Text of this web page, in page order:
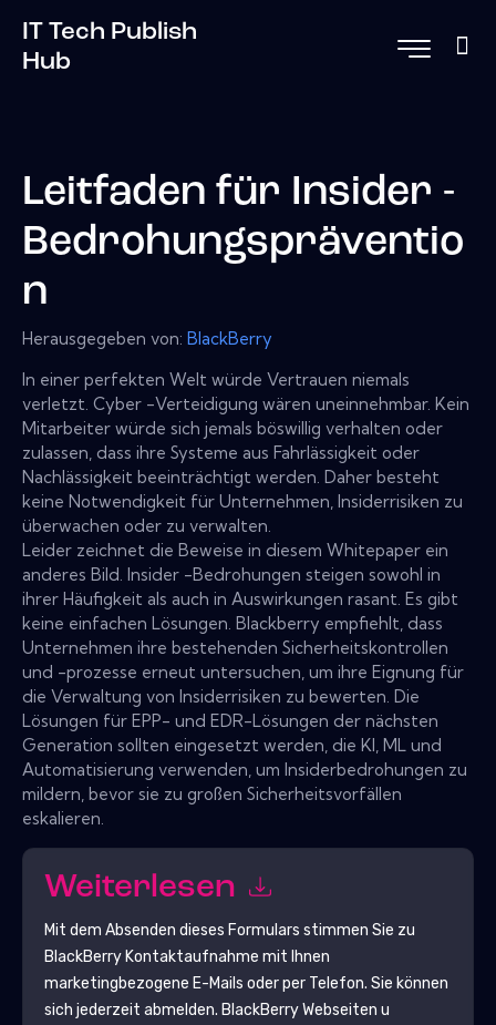
IT Tech Publish
Hub
Leitfaden für Insider -
Bedrohungspräventio
n
Herausgegeben von: BlackBerry
In einer perfekten Welt würde Vertrauen niemals
verletzt. Cyber ​​-Verteidigung wären uneinnehmbar. Kein
Mitarbeiter würde sich jemals böswillig verhalten oder
zulassen, dass ihre Systeme aus Fahrlässigkeit oder
Nachlässigkeit beeinträchtigt werden. Daher besteht
keine Notwendigkeit für Unternehmen, Insiderrisiken zu
überwachen oder zu verwalten.
Leider zeichnet die Beweise in diesem Whitepaper ein
anderes Bild. Insider -Bedrohungen steigen sowohl in
ihrer Häufigkeit als auch in Auswirkungen rasant. Es gibt
keine einfachen Lösungen. Blackberry empfiehlt, dass
Unternehmen ihre bestehenden Sicherheitskontrollen
und -prozesse erneut untersuchen, um ihre Eignung für
die Verwaltung von Insiderrisiken zu bewerten. Die
Lösungen für EPP- und EDR-Lösungen der nächsten
Generation sollten eingesetzt werden, die KI, ML und
Automatisierung verwenden, um Insiderbedrohungen zu
mildern, bevor sie zu großen Sicherheitsvorfällen
eskalieren.
Weiterlesen
Mit dem Absenden dieses Formulars stimmen Sie zu
BlackBerryKontaktaufnahme mit Ihnen
marketingbezogene E-Mails oder per Telefon. Sie können
sich jederzeit abmelden. BlackBerryWebseiten u